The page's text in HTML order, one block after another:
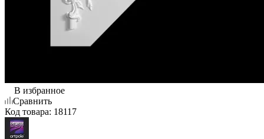
В избранное
Сравнить
Код товара: 18117